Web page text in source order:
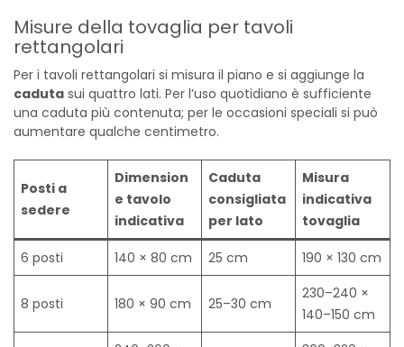
Misure della tovaglia per tavoli
rettangolari
Per i tavoli rettangolari si misura il piano e si aggiunge la
caduta sui quattro lati. Per l’uso quotidiano è sufficiente
una caduta più contenuta; per le occasioni speciali si può
aumentare qualche centimetro.
Posti a
sedere
Dimension
e tavolo
indicativa
Caduta
consigliata
per lato
Misura
indicativa
tovaglia
6 posti 140 × 80 cm 25 cm 190 × 130 cm
8 posti 180 × 90 cm 25–30 cm
230–240 ×
140–150 cm